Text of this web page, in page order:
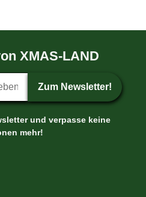
XMAS-LAND
Zum Newsletter!
und verpasse keine
mehr!